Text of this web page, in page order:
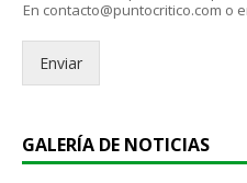
i
c
.
*
En contacto@puntocritico.com o
Enviar
GALERÍA DE NOTICIAS